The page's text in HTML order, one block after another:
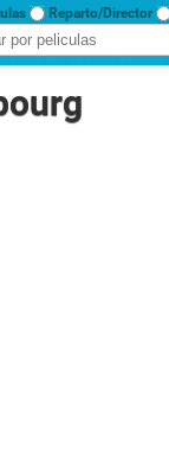
Reparto/Director